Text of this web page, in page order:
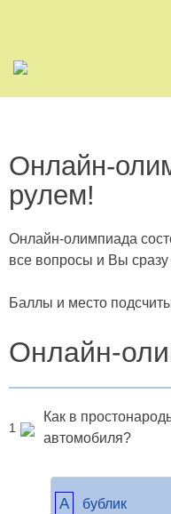
Онлайн-
рулем!
Онлайн-олимпиада
все вопросы и Вы сразу
Баллы и место
Онлайн-
1
Как в
автомобиля?
A бублик